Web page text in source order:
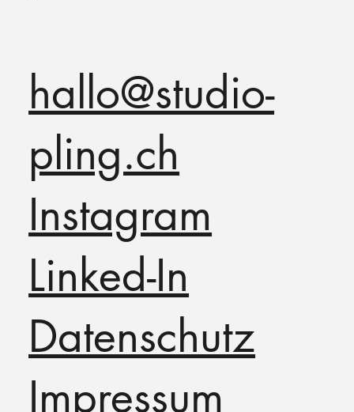
hallo@studio-
pling.ch
Instagram
Linked-In
Datenschutz
Impressum